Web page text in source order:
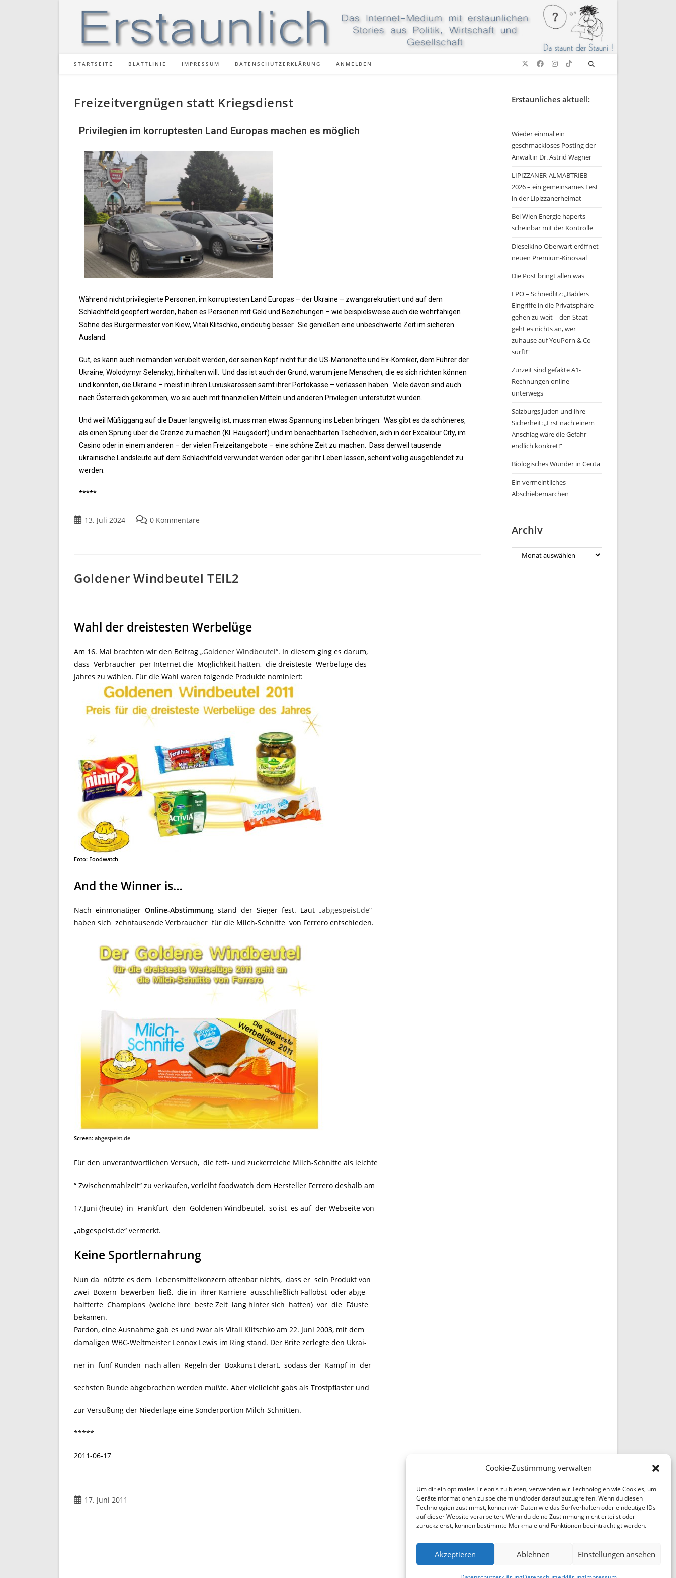
Cookie-Zustimmung verwalten
Um dir ein optimales Erlebnis zu bieten, verwenden wir Technologien wie Cookies, um
Geräteinformationen zu speichern und/oder darauf zuzugreifen. Wenn du diesen
Technologien zustimmst, können wir Daten wie das Surfverhalten oder eindeutige IDs
auf dieser Website verarbeiten. Wenn du deine Zustimmung nicht erteilst oder
zurückziehst, können bestimmte Merkmale und Funktionen beeinträchtigt werden.
Akzeptieren Ablehnen Einstellungen ansehen
STARTSEITE BLATTLINIE IMPRESSUM DATENSCHUTZERKLÄRUNG ANMELDEN
Freizeitvergnügen statt Kriegsdienst
Privilegien im korruptesten Land Europas machen es möglich
Während nicht privilegierte Personen, im korruptesten Land Europas – der Ukraine – zwangsrekrutiert und auf dem
Schlachtfeld geopfert werden, haben es Personen mit Geld und Beziehungen – wie beispielsweise auch die wehrfähigen
Söhne des Bürgermeister von Kiew, Vitali Klitschko, eindeutig besser. Sie genießen eine unbeschwerte Zeit im sicheren
Ausland.
Gut, es kann auch niemanden verübelt werden, der seinen Kopf nicht für die US-Marionette und Ex-Komiker, dem Führer der
Ukraine, Wolodymyr Selenskyj, hinhalten will. Und das ist auch der Grund, warum jene Menschen, die es sich richten können
und konnten, die Ukraine – meist in ihren Luxuskarossen samt ihrer Portokasse – verlassen haben. Viele davon sind auch
nach Österreich gekommen, wo sie auch mit finanziellen Mitteln und anderen Privilegien unterstützt wurden.
Und weil Müßiggang auf die Dauer langweilig ist, muss man etwas Spannung ins Leben bringen. Was gibt es da schöneres,
als einen Sprung über die Grenze zu machen (Kl. Haugsdorf) und im benachbarten Tschechien, sich in der Excalibur City, im
Casino oder in einem anderen – der vielen Freizeitangebote – eine schöne Zeit zu machen. Dass derweil tausende
ukrainische Landsleute auf dem Schlachtfeld verwundet werden oder gar ihr Leben lassen, scheint völlig ausgeblendet zu
werden.
*****
13. Juli 2024 0 Kommentare
Goldener Windbeutel TEIL2
Wahl der dreistesten Werbelüge
Am 16. Mai brachten wir den Beitrag „Goldener Windbeutel“. In diesem ging es darum,
dass Verbraucher per Internet die Möglichkeit hatten, die dreisteste Werbelüge des
Jahres zu wählen. Für die Wahl waren folgende Produkte nominiert:
Foto: Foodwatch
And the Winner is…
Nach einmonatiger Online-Abstimmung stand der Sieger fest. Laut „abgespeist.de“
haben sich zehntausende Verbraucher für die Milch-Schnitte von Ferrero entschieden.
Screen: abgespeist.de
Für den unverantwortlichen Versuch, die fett- und zuckerreiche Milch-Schnitte als leichte
“ Zwischenmahlzeit“ zu verkaufen, verleiht foodwatch dem Hersteller Ferrero deshalb am
17.Juni (heute) in Frankfurt den Goldenen Windbeutel, so ist es auf der Webseite von
„abgespeist.de“ vermerkt.
Keine Sportlernahrung
Nun da nützte es dem Lebensmittelkonzern offenbar nichts, dass er sein Produkt von
zwei Boxern bewerben ließ, die in ihrer Karriere ausschließlich Fallobst oder abge-
halfterte Champions (welche ihre beste Zeit lang hinter sich hatten) vor die Fäuste
bekamen.
Pardon, eine Ausnahme gab es und zwar als Vitali Klitschko am 22. Juni 2003, mit dem
damaligen WBC-Weltmeister Lennox Lewis im Ring stand. Der Brite zerlegte den Ukrai-
ner in fünf Runden nach allen Regeln der Boxkunst derart, sodass der Kampf in der
sechsten Runde abgebrochen werden mußte. Aber vielleicht gabs als Trostpflaster und
zur Versüßung der Niederlage eine Sonderportion Milch-Schnitten.
*****
2011-06-17
17. Juni 2011
Erstaunliches aktuell:
Wieder einmal ein
geschmackloses Posting der
Anwältin Dr. Astrid Wagner
LIPIZZANER-ALMABTRIEB
2026 – ein gemeinsames Fest
in der Lipizzanerheimat
Bei Wien Energie haperts
scheinbar mit der Kontrolle
Dieselkino Oberwart eröffnet
neuen Premium-Kinosaal
Die Post bringt allen was
FPÖ – Schnedlitz: „Bablers
Eingriffe in die Privatsphäre
gehen zu weit – den Staat
geht es nichts an, wer
zuhause auf YouPorn & Co
surft!“
Zurzeit sind gefakte A1-
Rechnungen online
unterwegs
Salzburgs Juden und ihre
Sicherheit: „Erst nach einem
Anschlag wäre die Gefahr
endlich konkret!“
Biologisches Wunder in Ceuta
Ein vermeintliches
Abschiebemärchen
Archiv